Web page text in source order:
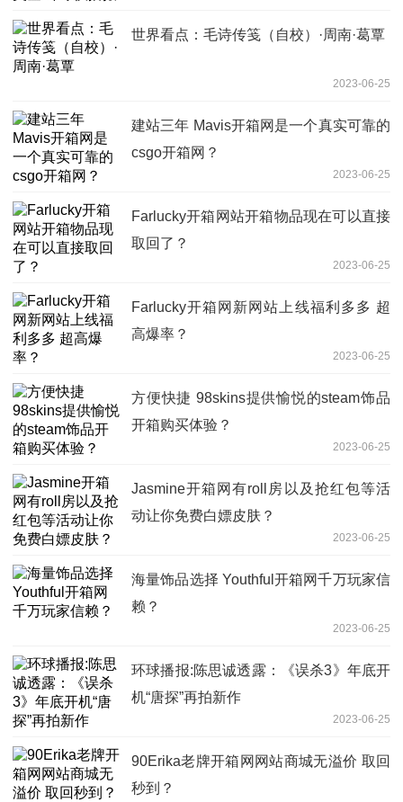
世界看点：毛诗传笺（自校）·周南·葛覃
2023-06-25
建站三年 Mavis开箱网是一个真实可靠的
csgo开箱网？
2023-06-25
Farlucky开箱网站开箱物品现在可以直接
取回了？
2023-06-25
Farlucky开箱网新网站上线福利多多 超
高爆率？
2023-06-25
方便快捷 98skins提供愉悦的steam饰品
开箱购买体验？
2023-06-25
Jasmine开箱网有roll房以及抢红包等活
动让你免费白嫖皮肤？
2023-06-25
海量饰品选择 Youthful开箱网千万玩家信
赖？
2023-06-25
环球播报:陈思诚透露：《误杀3》年底开
机“唐探”再拍新作
2023-06-25
90Erika老牌开箱网网站商城无溢价 取回
秒到？